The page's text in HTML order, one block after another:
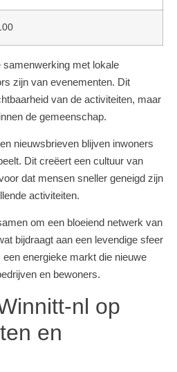
met lokale
zijn van evenementen. Dit
van de activiteiten, maar
de gemeenschap.
nieuwsbrieven blijven inwoners
Dit creëert een cultuur van
dat mensen sneller geneigd zijn
activiteiten.
om een bloeiend netwerk van
bijdraagt aan een levendige sfeer
energieke markt die nieuwe
en bewoners.
nl op
en